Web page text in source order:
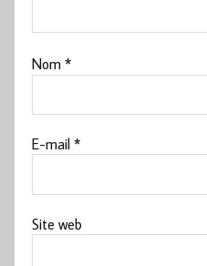
Nom*
E-mail*
Site web